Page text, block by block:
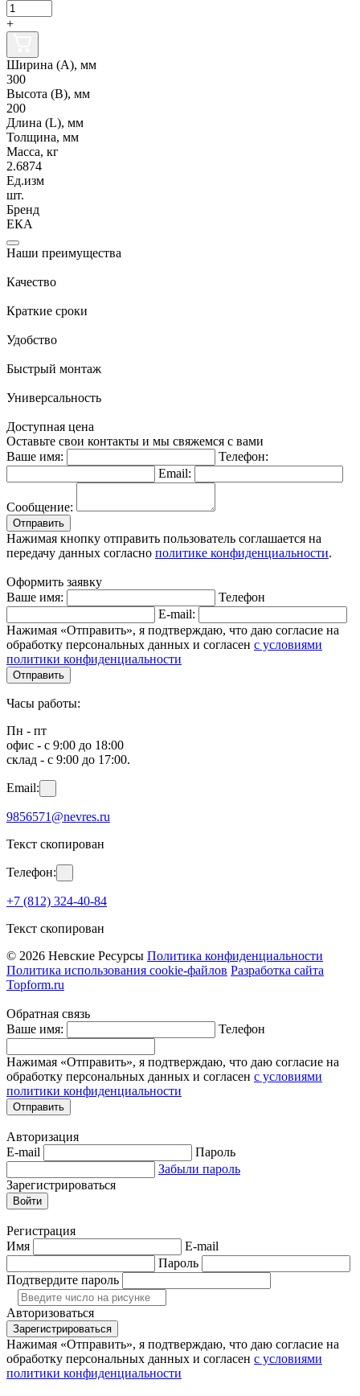
+
Ширина (А), мм
300
Высота (В), мм
200
Длина (L), мм
Толщина, мм
Масса, кг
2.6874
Ед.изм
шт.
Бренд
ЕКА
Наши преимущества
Качество
Краткие сроки
Удобство
Быстрый монтаж
Универсальность
Доступная цена
Оставьте свои контакты и мы свяжемся с вами
Ваше имя:
Телефон:
Email:
Сообщение:
Отправить
Нажимая кнопку отправить пользователь соглашается на
передачу данных согласно политике конфиденциальности.
Оформить заявку
Ваше имя:
Телефон
E-mail:
Нажимая «Отправить», я подтверждаю, что даю согласие на
обработку персональных данных и согласен с условиями
политики конфиденциальности
Отправить
Часы работы:
Пн - пт
офис - с 9:00 до 18:00
склад - с 9:00 до 17:00.
Email:
9856571@nevres.ru
Текст скопирован
Телефон:
+7 (812) 324-40-84
Текст скопирован
© 2026 Невские Ресурсы Политика конфиденциальности
Политика использования cookie-файлов Разработка сайта
Topform.ru
Обратная связь
Ваше имя:
Телефон
Нажимая «Отправить», я подтверждаю, что даю согласие на
обработку персональных данных и согласен с условиями
политики конфиденциальности
Отправить
Авторизация
E-mail
Пароль
Забыли пароль
Зарегистрироваться
Войти
Регистрация
Имя
E-mail
Пароль
Подтвердите пароль
Авторизоваться
Зарегистрироваться
Нажимая «Отправить», я подтверждаю, что даю согласие на
обработку персональных данных и согласен с условиями
политики конфиденциальности